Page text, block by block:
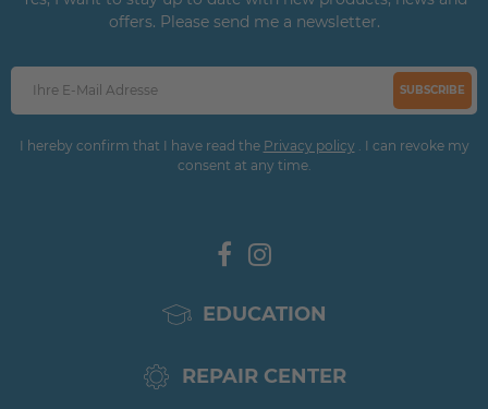
offers. Please send me a newsletter.
SUBSCRIBE
I hereby confirm that I have read the Privacy policy . I can revoke my
consent at any time.
EDUCATION
REPAIR CENTER